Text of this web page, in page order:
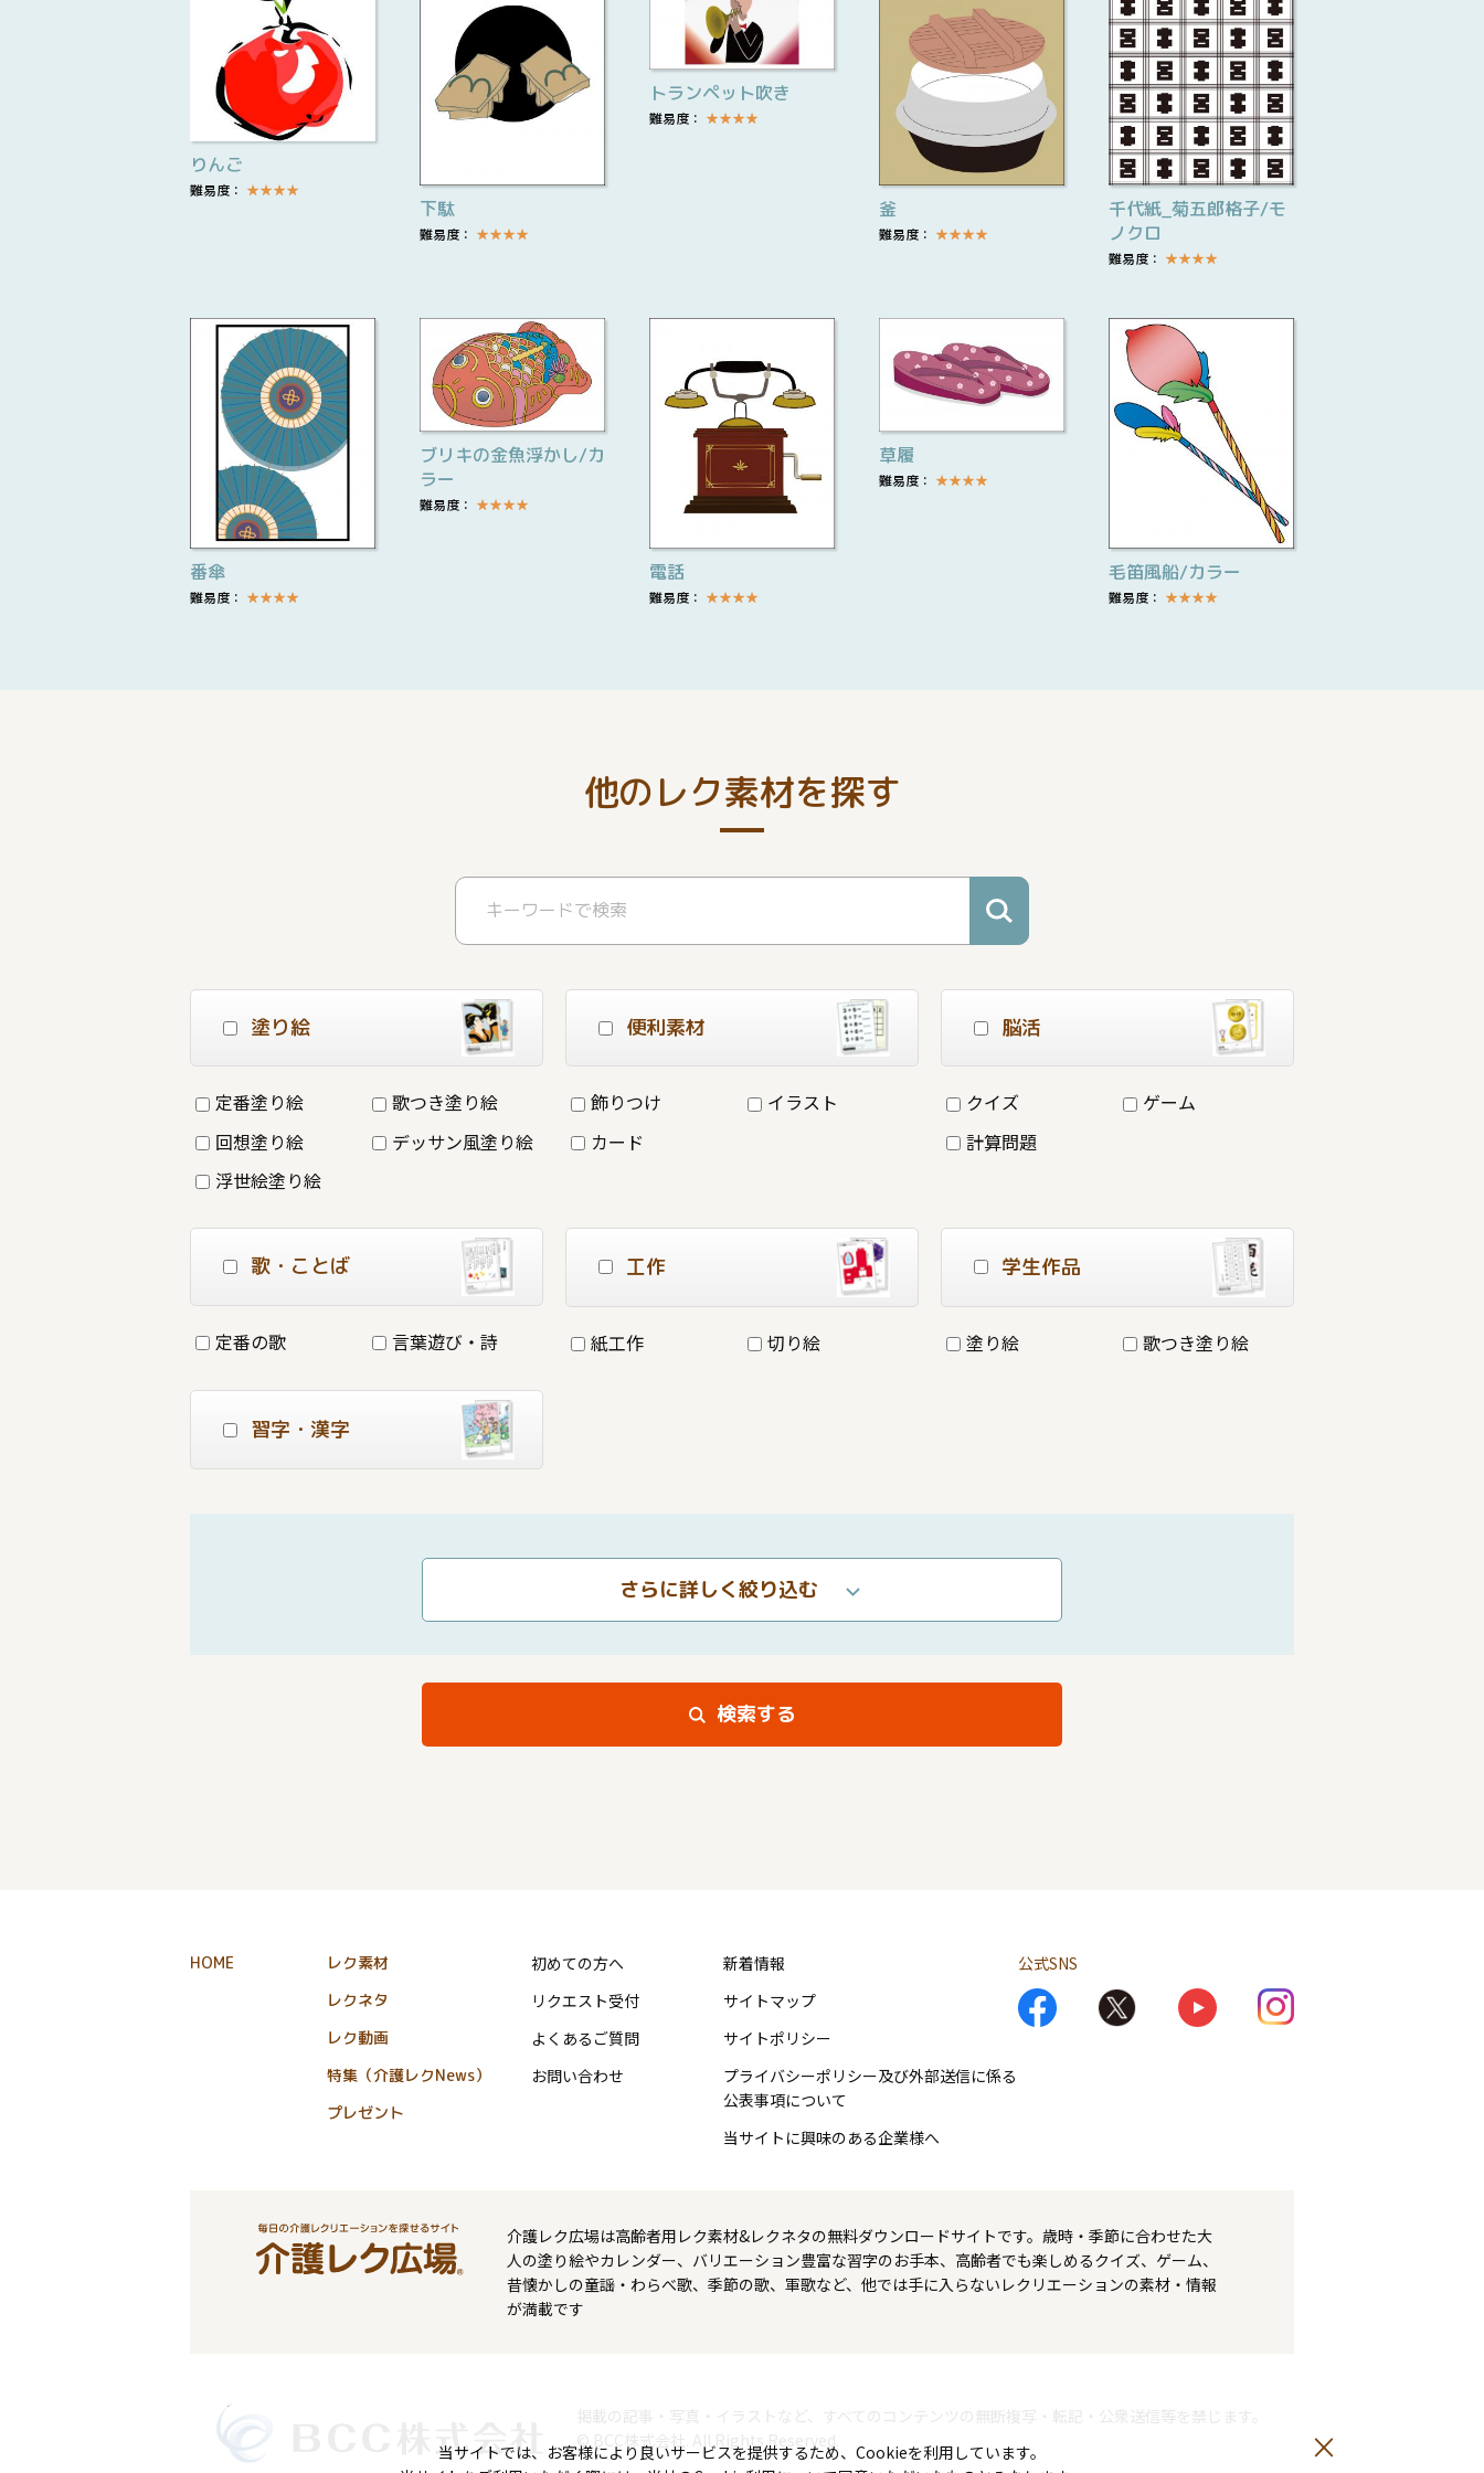
りんご
難易度： ★★★★
下駄
難易度： ★★★★
トランペット吹き
難易度： ★★★★
釜
難易度： ★★★★
千代紙_菊五郎格子/モ
ノクロ
難易度： ★★★★
番傘
難易度： ★★★★
ブリキの金魚浮かし/カ
ラー
難易度： ★★★★
電話
難易度： ★★★★
草履
難易度： ★★★★
毛笛風船/カラー
難易度： ★★★★
他のレク素材を探す
塗り絵
定番塗り絵
歌つき塗り絵
回想塗り絵
デッサン風塗り絵
浮世絵塗り絵
便利素材
飾りつけ
イラスト
カード
脳活
クイズ
ゲーム
計算問題
歌・ことば
定番の歌 言葉遊び・詩
工作
紙工作 切り絵
学生作品
塗り絵 歌つき塗り絵
習字・漢字
さらに詳しく絞り込む
検索する
HOME
レク素材
レクネタ
レク動画
特集（介護レクNews）
プレゼント
初めての方へ
リクエスト受付
よくあるご質問
お問い合わせ
新着情報
サイトマップ
サイトポリシー
プライバシーポリシー及び外部送信に係る
公表事項について
当サイトに興味のある企業様へ
公式SNS
介護レク広場は高齢者用レク素材&レクネタの無料ダウンロードサイトです。歳時・季節に合わせた大
人の塗り絵やカレンダー、バリエーション豊富な習字のお手本、高齢者でも楽しめるクイズ、ゲーム、
昔懐かしの童謡・わらべ歌、季節の歌、軍歌など、他では手に入らないレクリエーションの素材・情報
が満載です
当サイトでは、お客様により良いサービスを提供するため、Cookieを利用しています。